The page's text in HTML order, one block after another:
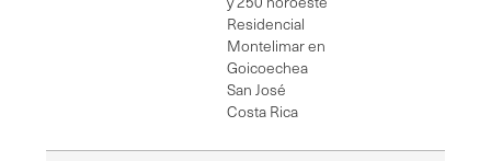
Residencial
Montelimar en
Goicoechea
San José
Costa Rica